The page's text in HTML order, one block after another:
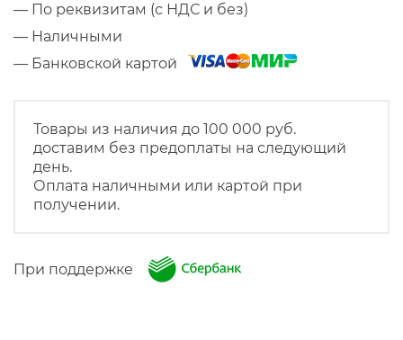
— По реквизитам (с НДС и без)
— Наличными
— Банковской картой
Товары из наличия до 100 000 руб.
доставим без предоплаты на следующий
день.
Оплата наличными или картой при
получении.
При поддержке